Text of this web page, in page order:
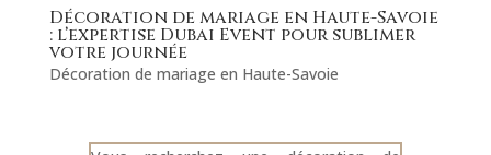
Décoration de mariage en Haute-Savoie
: l’expertise Dubai Event pour sublimer
votre journée
Décoration de mariage en Haute-Savoie